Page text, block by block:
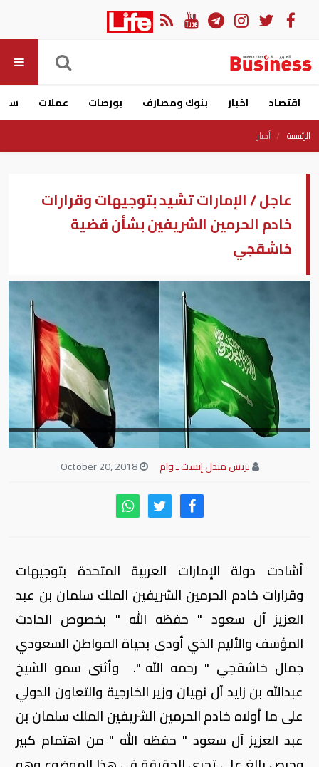
اقتصاد اخبار بنوك ومصارف بورصات عملات
الرئيسية أخبار
عاجل / الإمارات تشيد بتوجيهات وقرارات
خادم الحرمين الشريفين بشأن قضية
خاشقجي
بزنس ميدل إيست ـ وام October 20, 2018
أشادت دولة الإمارات العربية المتحدة بتوجيهات
وقرارات خادم الحرمين الشريفين الملك سلمان بن عبد
العزيز آل سعود " حفظه الله " بخصوص الحادث
المؤسف والأليم الذي أودى بحياة المواطن السعودي
جمال خاشقجي " رحمه الله ". وأثنى سمو الشيخ
عبدالله بن زايد آل نهيان وزير الخارجية والتعاون الدولي
على ما أولاه خادم الحرمين الشريفين الملك سلمان بن
عبد العزيز آل سعود " حفظه الله " من اهتمام كبير